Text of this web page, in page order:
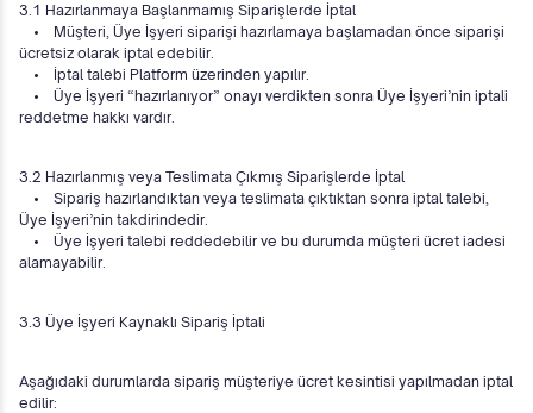
3.1 Hazırlanmaya Başlanmamış Siparişlerde İptal
• Müşteri, Üye İşyeri siparişi hazırlamaya başlamadan önce siparişi
ücretsiz olarak iptal edebilir.
• İptal talebi Platform üzerinden yapılır.
• Üye İşyeri “hazırlanıyor” onayı verdikten sonra Üye İşyeri’nin iptali
reddetme hakkı vardır.
3.2 Hazırlanmış veya Teslimata Çıkmış Siparişlerde İptal
• Sipariş hazırlandıktan veya teslimata çıktıktan sonra iptal talebi,
Üye İşyeri’nin takdirindedir.
• Üye İşyeri talebi reddedebilir ve bu durumda müşteri ücret iadesi
alamayabilir.
3.3 Üye İşyeri Kaynaklı Sipariş İptali
Aşağıdaki durumlarda sipariş müşteriye ücret kesintisi yapılmadan iptal
edilir: